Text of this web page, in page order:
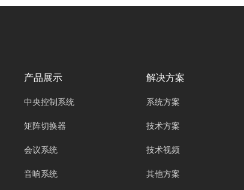
在这类系统中，高效的数据同步至关重要，它直
产品展示
中央控制系统
矩阵切换器
会议系统
音响系统
解决方案
系统方案
技术方案
技术视频
其他方案